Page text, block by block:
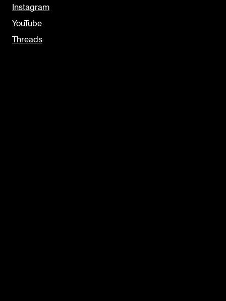
Instagram
YouTube
Threads